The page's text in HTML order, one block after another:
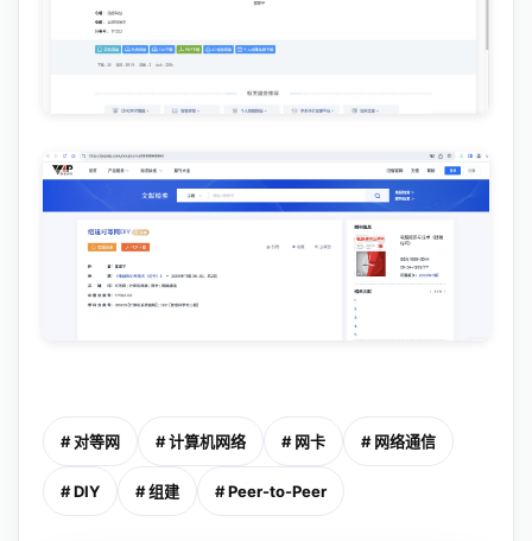
# 对等网 # 计算机网络 # 网卡 # 网络通信
# DIY # 组建 # Peer-to-Peer